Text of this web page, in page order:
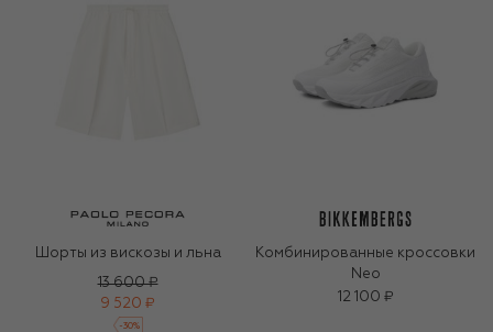
Шорты из вискозы и льна
13 600 ₽
9 520 ₽
-30%
Комбинированные кроссовки
Neo
12 100 ₽